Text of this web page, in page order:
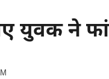
युवक ने